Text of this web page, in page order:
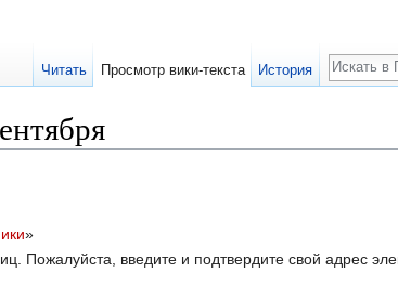
»
Пожалуйста, введите и подтвердите свой адрес
Читать Просмотр вики-текста История
Поиск